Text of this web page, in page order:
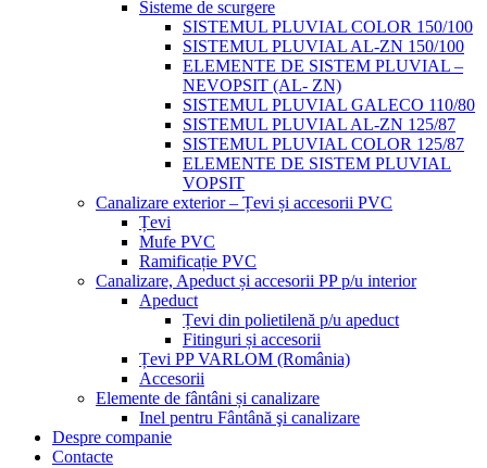
Sisteme de scurgere
SISTEMUL PLUVIAL COLOR 150/100
SISTEMUL PLUVIAL AL-ZN 150/100
ELEMENTE DE SISTEM PLUVIAL –
NEVOPSIT (AL- ZN)
SISTEMUL PLUVIAL GALECO 110/80
SISTEMUL PLUVIAL AL-ZN 125/87
SISTEMUL PLUVIAL COLOR 125/87
ELEMENTE DE SISTEM PLUVIAL
VOPSIT
Canalizare exterior – Țevi și accesorii PVC
Țevi
Mufe PVC
Ramificație PVC
Canalizare, Apeduct și accesorii PP p/u interior
Apeduct
Țevi din polietilenă p/u apeduct
Fitinguri și accesorii
Țevi PP VARLOM (România)
Accesorii
Elemente de fântâni și canalizare
Inel pentru Fântână şi canalizare
Despre companie
Contacte